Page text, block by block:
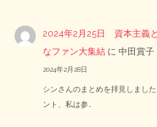
2024年2月25日 資本主義
なファン大集結 に中田賞子
2024年2月28日
シンさんのまとめを拝見しまし
ント、私は参…